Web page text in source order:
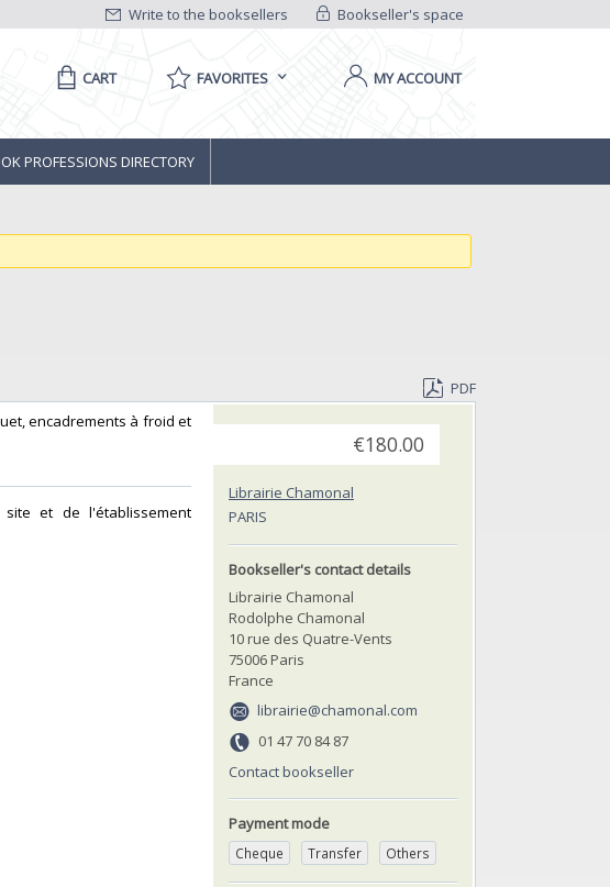
Bookseller's space
Write to the booksellers
CART FAVORITES MY ACCOUNT
PROFESSIONS DIRECTORY
PDF
encadrements à froid et
et de l'établissement
€180.00
Librairie Chamonal
PARIS
Bookseller's contact details
Librairie Chamonal
Rodolphe Chamonal
10 rue des Quatre-Vents
75006 Paris
France
librairie@chamonal.com
01 47 70 84 87
Contact bookseller
Payment mode
Cheque Transfer Others